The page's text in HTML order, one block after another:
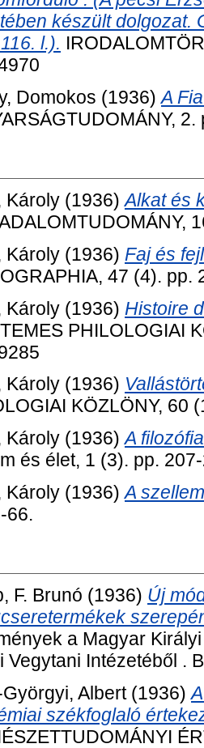
készült dolgozat.
l.).
Domokos (1936)A
2.
Károly (1936)Alkat és
Károly (1936) Faj és
47 (4). pp.
Károly (1936) Histoire
PHILOLOGIAI
Károly (1936)
KÖZLÖNY, 60
Károly (1936)A
és élet, 1 (3). pp.
Károly (1936)A
66.
F. Brunó (1936) Új
a Magyar
Vegytani Intézetéből .
Albert(1936)
székfoglaló